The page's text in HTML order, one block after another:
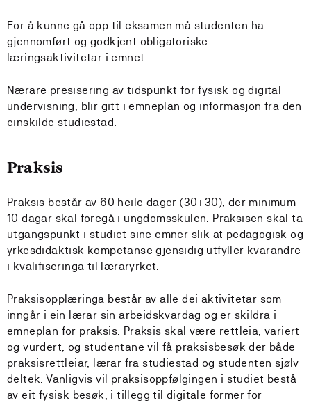
For å kunne gå opp til eksamen må studenten ha
gjennomført og godkjent obligatoriske
læringsaktivitetar i emnet.
Nærare presisering av tidspunkt for fysisk og digital
undervisning, blir gitt i emneplan og informasjon fra den
einskilde studiestad.
Praksis
Praksis består av 60 heile dager (30+30), der minimum
10 dagar skal foregå i ungdomsskulen. Praksisen skal ta
utgangspunkt i studiet sine emner slik at pedagogisk og
yrkesdidaktisk kompetanse gjensidig utfyller kvarandre
i kvalifiseringa til læraryrket.
Praksisopplæringa består av alle dei aktivitetar som
inngår i ein lærar sin arbeidskvardag og er skildra i
emneplan for praksis. Praksis skal være rettleia, variert
og vurdert, og studentane vil få praksisbesøk der både
praksisrettleiar, lærar fra studiestad og studenten sjølv
deltek. Vanligvis vil praksisoppfølgingen i studiet bestå
av eit fysisk besøk, i tillegg til digitale former for